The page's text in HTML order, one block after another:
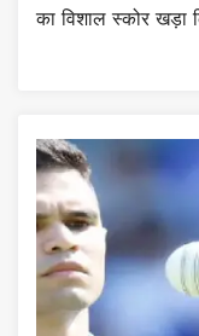
का विशाल स्कोर खड़ा